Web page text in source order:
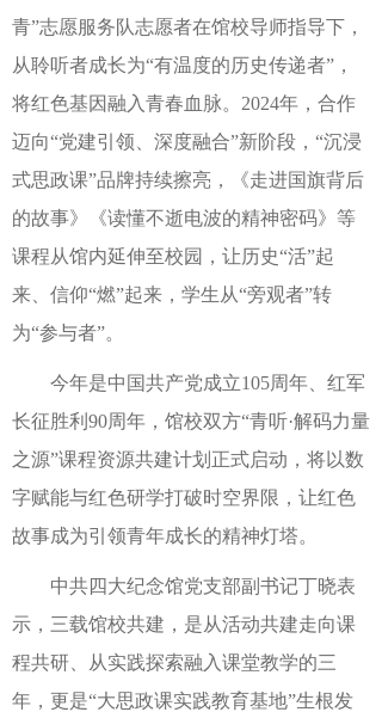
青”志愿服务队志愿者在馆校导师指导下，
从聆听者成长为“有温度的历史传递者”，
将红色基因融入青春血脉。2024年，合作
迈向“党建引领、深度融合”新阶段，“沉浸
式思政课”品牌持续擦亮，《走进国旗背后
的故事》《读懂不逝电波的精神密码》等
课程从馆内延伸至校园，让历史“活”起
来、信仰“燃”起来，学生从“旁观者”转
为“参与者”。
今年是中国共产党成立105周年、红军
长征胜利90周年，馆校双方“青听·解码力量
之源”课程资源共建计划正式启动，将以数
字赋能与红色研学打破时空界限，让红色
故事成为引领青年成长的精神灯塔。
中共四大纪念馆党支部副书记丁晓表
示，三载馆校共建，是从活动共建走向课
程共研、从实践探索融入课堂教学的三
年，更是“大思政课实践教育基地”生根发